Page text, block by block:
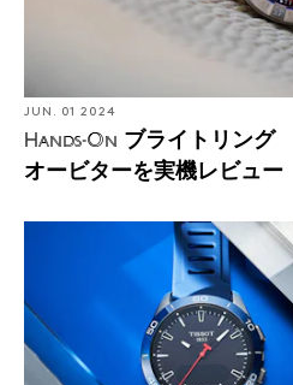
JUN. 01 2024
Hands-On ブライトリング
オービターを実機レビュー